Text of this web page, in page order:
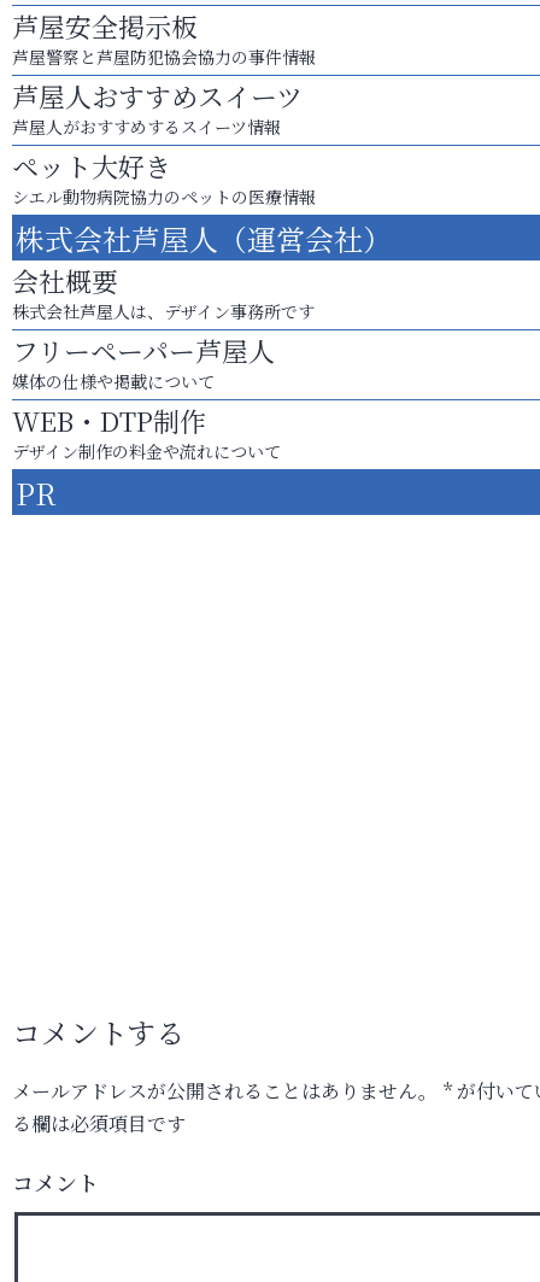
芦屋安全掲示板
芦屋警察と芦屋防犯協会協力の事件情報
芦屋人おすすめスイーツ
芦屋人がおすすめするスイーツ情報
ペット大好き
シエル動物病院協力のペットの医療情報
株式会社芦屋人（運営会社）
会社概要
株式会社芦屋人は、デザイン事務所です
フリーペーパー芦屋人
媒体の仕様や掲載について
WEB・DTP制作
デザイン制作の料金や流れについて
PR
コメントする
メールアドレスが公開されることはありません。 *が付いて
る欄は必須項目です
コメント